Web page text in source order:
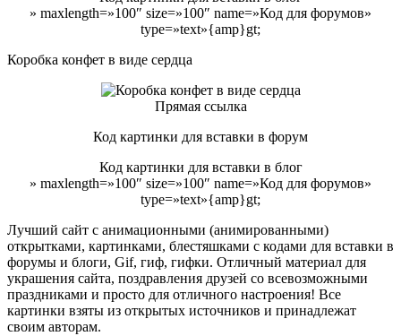
» maxlength=»100″ size=»100″ name=»Код для форумов»
type=»text»{amp}gt;
Коробка конфет в виде сердца
Прямая ссылка
Код картинки для вставки в форум
Код картинки для вставки в блог
» maxlength=»100″ size=»100″ name=»Код для форумов»
type=»text»{amp}gt;
Лучший сайт с анимационными (анимированными)
открытками, картинками, блестяшками с кодами для вставки в
форумы и блоги, Gif, гиф, гифки. Отличный материал для
украшения сайта, поздравления друзей со всевозможными
праздниками и просто для отличного настроения! Все
картинки взяты из открытых источников и принадлежат
своим авторам.